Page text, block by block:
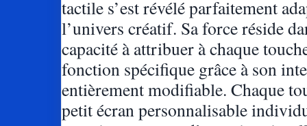
tactile s’est révélé parfaitement
l’univers créatif. Sa force réside
capacité à attribuer à chaque
fonction spécifique grâce à son
entièrement modifiable. Chaque
petit écran personnalisable